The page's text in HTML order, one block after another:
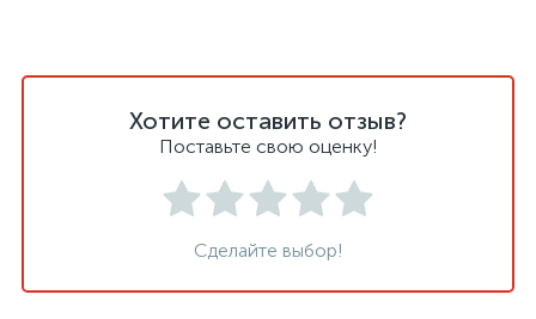
Хотите оставить отзыв?
Поставьте свою оценку!
Сделайте выбор!